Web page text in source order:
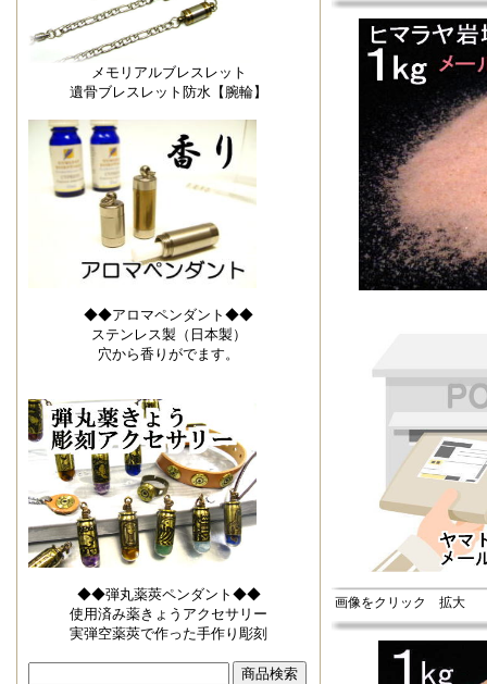
メモリアルブレスレット
遺骨ブレスレット防水【腕輪】
◆◆アロマペンダント◆◆
ステンレス製（日本製）
穴から香りがでます。
◆◆弾丸薬莢ペンダント◆◆
使用済み薬きょうアクセサリー
実弾空薬莢で作った手作り彫刻
画像をクリック 拡大